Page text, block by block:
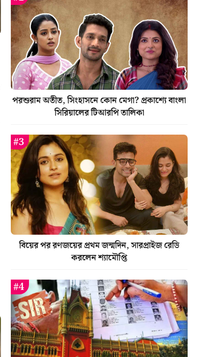
পরশুরাম অতীত, সিংহাসনে কোন মেগা? প্রকাশ্যে বাংলা
সিরিয়ালের টিআরপি তালিকা
বিয়ের পর রণজয়ের প্রথম জন্মদিন, সারপ্রাইজ রেডি
করলেন শ্যামৌপ্তি